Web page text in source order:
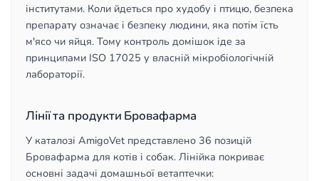
інститутами. Коли йдеться про худобу і птицю, безпека
препарату означає і безпеку людини, яка потім їсть
м'ясо чи яйця. Тому контроль домішок іде за
принципами ISO 17025 у власній мікробіологічній
лабораторії.
Лінії та продукти Бровафарма
У каталозі AmigoVet представлено 36 позицій
Бровафарма для котів і собак. Лінійка покриває
основні задачі домашньої ветаптечки: